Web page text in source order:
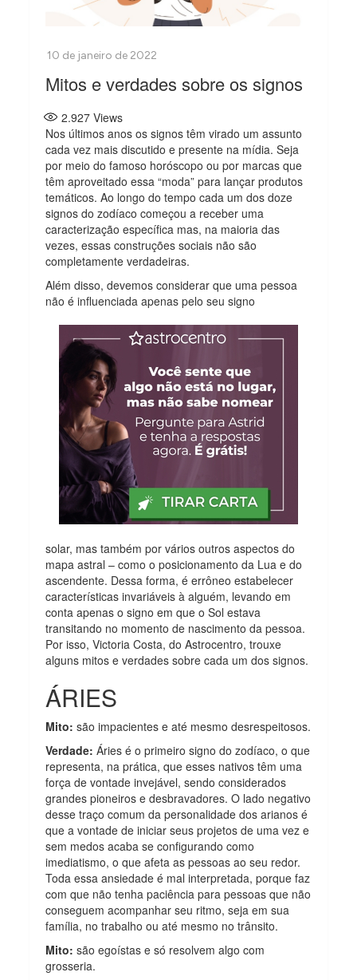
Mitos e verdades sobre os signos
2.927 Views
Nos últimos anos os signos têm virado um assunto
cada vez mais discutido e presente na mídia. Seja
por meio do famoso horóscopo ou por marcas que
têm aproveitado essa “moda” para lançar produtos
temáticos. Ao longo do tempo cada um dos doze
signos do zodíaco começou a receber uma
caracterização específica mas, na maioria das
vezes, essas construções sociais não são
completamente verdadeiras.
Além disso, devemos considerar que uma pessoa
não é influenciada apenas pelo seu signo
solar, mas também por vários outros aspectos do
mapa astral – como o posicionamento da Lua e do
ascendente. Dessa forma, é errôneo estabelecer
características invariáveis à alguém, levando em
conta apenas o signo em que o Sol estava
transitando no momento de nascimento da pessoa.
Por isso, Victoria Costa, do Astrocentro, trouxe
alguns mitos e verdades sobre cada um dos signos.
ÁRIES
Mito: são impacientes e até mesmo desrespeitosos.
Verdade: Áries é o primeiro signo do zodíaco, o que
representa, na prática, que esses nativos têm uma
força de vontade invejável, sendo considerados
grandes pioneiros e desbravadores. O lado negativo
desse traço comum da personalidade dos arianos é
que a vontade de iniciar seus projetos de uma vez e
sem medos acaba se configurando como
imediatismo, o que afeta as pessoas ao seu redor.
Toda essa ansiedade é mal interpretada, porque faz
com que não tenha paciência para pessoas que não
conseguem acompanhar seu ritmo, seja em sua
família, no trabalho ou até mesmo no trânsito.
Mito: são egoístas e só resolvem algo com
grosseria.